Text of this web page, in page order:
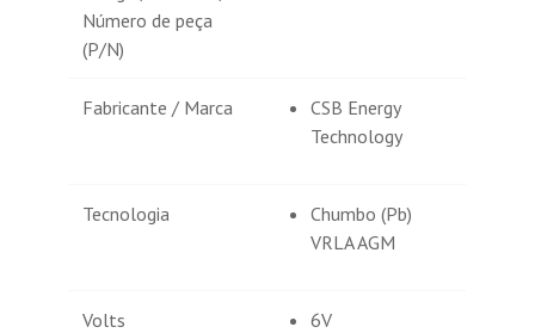
Número de peça
(P/N)
Fabricante / Marca
CSB Energy
Technology
Tecnologia
Chumbo (Pb)
VRLA AGM
Volts 6V